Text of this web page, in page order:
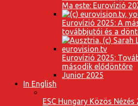
Ma este: Eurovízió
Eurovízió 2025: A
továbbjutói és a
Eurovízió 2025:
második elődöntőre
Junior 2025
In English
ESC Hungary Közös Nézés